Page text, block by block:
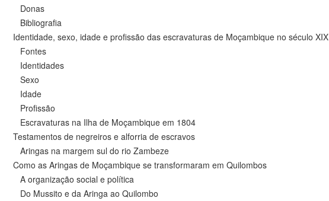
Donas
Bibliografia
Identidade, sexo, idade e profissão das escravaturas de Moçambique no século XIX
Fontes
Identidades
Sexo
Idade
Profissão
Escravaturas na Ilha de Moçambique em 1804
Testamentos de negreiros e alforria de escravos
Aringas na margem sul do rio Zambeze
Como as Aringas de Moçambique se transformaram em Quilombos
A organização social e política
Do Mussito e da Aringa ao Quilombo